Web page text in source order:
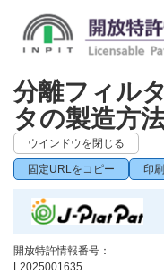
分離フィル
タの製造方
ウインドウを閉じる
固定URLをコピー 印刷
開放特許情報番号：
L2025001635